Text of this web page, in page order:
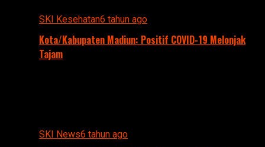
SKI Kesehatan6 tahun ago
Kota/Kabupaten Madiun: Positif COVID-19 Melonjak
Tajam
SKI News6 tahun ago